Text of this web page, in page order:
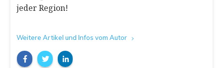
jeder Region!
Weitere Artikel und Infos vom Autor